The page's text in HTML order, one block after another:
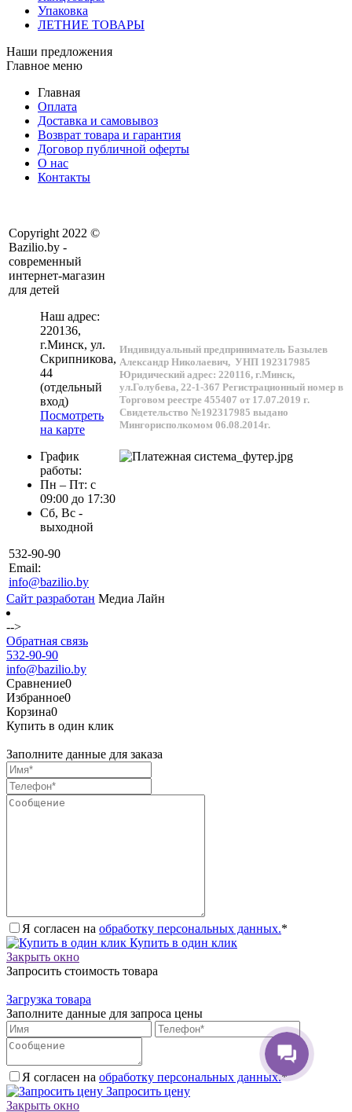
Упаковка
ЛЕТНИЕ ТОВАРЫ
Наши предложения
Главное меню
Главная
Оплата
Доставка и самовывоз
Возврат товара и гарантия
Договор публичной оферты
О нас
Контакты
Copyright 2022 ©
Bazilio.by -
современный
интернет-магазин
для детей
Наш адрес:
220136,
г.Минск, ул.
Скрипникова,
44
(отдельный
вход)
Посмотреть
на карте
График
работы:
Пн – Пт: с
09:00 до 17:30
Сб, Вс -
выходной
532-90-90
Email:
info@bazilio.by
Индивидуальный предприниматель Базылев
Александр Николаевич, УНП 192317985
Юридический адрес: 220116, г.Минск,
ул.Голубева, 22-1-367 Регистрационный номер в
Торговом реестре 455407 от 17.07.2019 г.
Свидетельство №192317985 выдано
Мингорисполкомом 06.08.2014г.
Сайт разработан Медиа Лайн
-->
Обратная связь
532-90-90
info@bazilio.by
Сравнение0
Избранное0
Корзина0
Купить в один клик
Заполните данные для заказа
Я согласен на обработку персональных данных.*
Купить в один клик
Закрыть окно
Запросить стоимость товара
Загрузка товара
Заполните данные для запроса цены
Я согласен на обработку персональных данных.*
Запросить цену
Закрыть окно